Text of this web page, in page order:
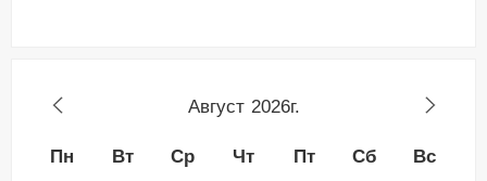
Август 2026г.
Пн Вт Ср Чт Пт Сб Вс